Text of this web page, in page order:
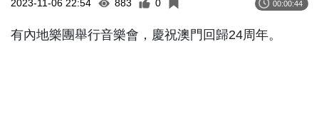
2023-11-06 22:54 883 0 00:00:44
有內地樂團舉行音樂會，慶祝澳門回歸24周年。